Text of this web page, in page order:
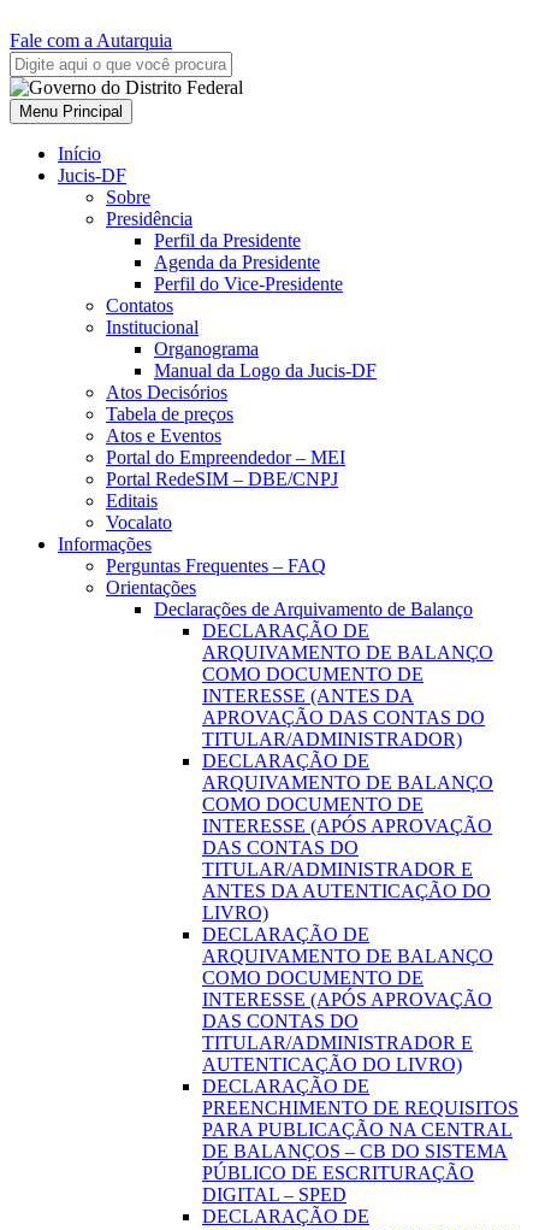
Fale com a Autarquia
Menu Principal
Início
Jucis-DF
Sobre
Presidência
Perfil da Presidente
Agenda da Presidente
Perfil do Vice-Presidente
Contatos
Institucional
Organograma
Manual da Logo da Jucis-DF
Atos Decisórios
Tabela de preços
Atos e Eventos
Portal do Empreendedor – MEI
Portal RedeSIM – DBE/CNPJ
Editais
Vocalato
Informações
Perguntas Frequentes – FAQ
Orientações
Declarações de Arquivamento de Balanço
DECLARAÇÃO DE
ARQUIVAMENTO DE BALANÇO
COMO DOCUMENTO DE
INTERESSE (ANTES DA
APROVAÇÃO DAS CONTAS DO
TITULAR/ADMINISTRADOR)
DECLARAÇÃO DE
ARQUIVAMENTO DE BALANÇO
COMO DOCUMENTO DE
INTERESSE (APÓS APROVAÇÃO
DAS CONTAS DO
TITULAR/ADMINISTRADOR E
ANTES DA AUTENTICAÇÃO DO
LIVRO)
DECLARAÇÃO DE
ARQUIVAMENTO DE BALANÇO
COMO DOCUMENTO DE
INTERESSE (APÓS APROVAÇÃO
DAS CONTAS DO
TITULAR/ADMINISTRADOR E
AUTENTICAÇÃO DO LIVRO)
DECLARAÇÃO DE
PREENCHIMENTO DE REQUISITOS
PARA PUBLICAÇÃO NA CENTRAL
DE BALANÇOS – CB DO SISTEMA
PÚBLICO DE ESCRITURAÇÃO
DIGITAL – SPED
DECLARAÇÃO DE